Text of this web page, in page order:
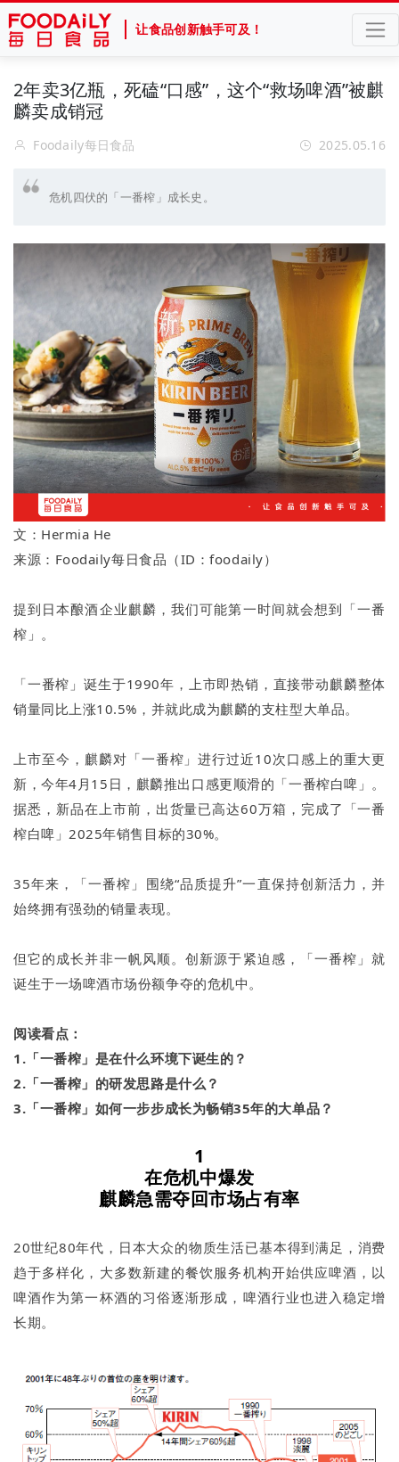
让食品创新触手可及！
2年卖3亿瓶，死磕“口感”，这个“救场啤酒”被麒
麟卖成销冠
Foodaily每日食品 2025.05.16
危机四伏的「一番榨」成长史。
文：Hermia He
来源：Foodaily每日食品（ID：foodaily）
提到日本酿酒企业麒麟，我们可能第一时间就会想到「一番
榨」。
「一番榨」诞生于1990年，上市即热销，直接带动麒麟整体
销量同比上涨10.5%，并就此成为麒麟的支柱型大单品。
上市至今，麒麟对「一番榨」进行过近10次口感上的重大更
新，今年4月15日，麒麟推出口感更顺滑的「一番榨白啤」。
据悉，新品在上市前，出货量已高达60万箱，完成了「一番
榨白啤」2025年销售目标的30%。
35年来，「一番榨」围绕“品质提升”一直保持创新活力，并
始终拥有强劲的销量表现。
但它的成长并非一帆风顺。创新源于紧迫感，「一番榨」就
诞生于一场啤酒市场份额争夺的危机中。
阅读看点：
1.「一番榨」是在什么环境下诞生的？
2.「一番榨」的研发思路是什么？
3.「一番榨」如何一步步成长为畅销35年的大单品？
1
在危机中爆发
麒麟急需夺回市场占有率
20世纪80年代，日本大众的物质生活已基本得到满足，消费
趋于多样化，大多数新建的餐饮服务机构开始供应啤酒，以
啤酒作为第一杯酒的习俗逐渐形成，啤酒行业也进入稳定增
长期。